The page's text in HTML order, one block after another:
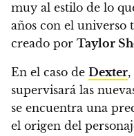
muy al estilo de lo
años con el universo
creado por Taylor
En el caso de Dexter
supervisará las
se encuentra una
el origen del